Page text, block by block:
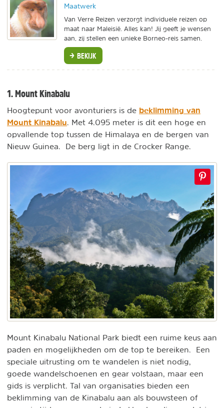
Maatwerk
Van Verre Reizen verzorgt individuele reizen op
maat naar Maleisië. Alles kan! Jij geeft je wensen
aan, zij stellen een unieke Borneo-reis samen.
BEKIJK
1. Mount Kinabalu
Hoogtepunt voor avonturiers is de beklimming van
Mount Kinabalu . Met 4.095 meter is dit een hoge en
opvallende top tussen de Himalaya en de bergen van
Nieuw Guinea. De berg ligt in de Crocker Range.
Mount Kinabalu National Park biedt een ruime keus aan
paden en mogelijkheden om de top te bereiken. Een
speciale uitrusting om te wandelen is niet nodig,
goede wandelschoenen en gear volstaan, maar een
gids is verplicht. Tal van organisaties bieden een
beklimming van de Kinabalu aan als bouwsteen of